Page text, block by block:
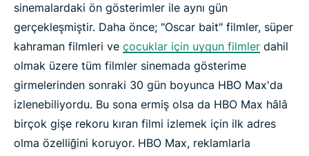
sinemalardaki ön gösterimler ile aynı gün
gerçekleşmiştir. Daha önce; "Oscar bait" filmler, süper
kahraman filmleri ve çocuklar için uygun filmler dahil
olmak üzere tüm filmler sinemada gösterime
girmelerinden sonraki 30 gün boyunca HBO Max'da
izlenebiliyordu. Bu sona ermiş olsa da HBO Max hâlâ
birçok gişe rekoru kıran filmi izlemek için ilk adres
olma özelliğini koruyor. HBO Max, reklamlarla